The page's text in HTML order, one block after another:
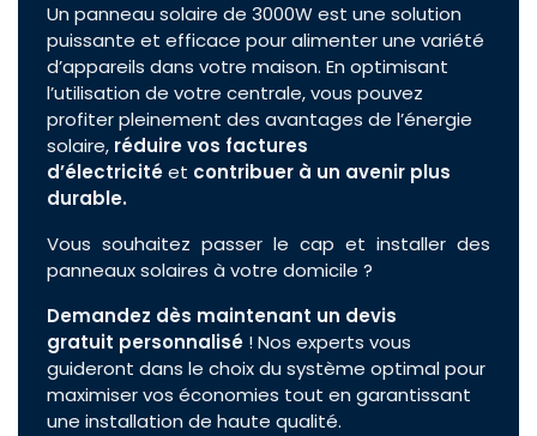
Un panneau solaire de 3000W est une solution
puissante et efficace pour alimenter une variété
d’appareils dans votre maison. En optimisant
l’utilisation de votre centrale, vous pouvez
profiter pleinement des avantages de l’énergie
solaire, réduire vos factures
d’électricitéet contribuer à un avenir plus
durable.
Vous souhaitez passer le cap et installer des
panneaux solaires à votre domicile ?
Demandez dès maintenant un devis
gratuit personnalisé ! Nos experts vous
guideront dans le choix du système optimal pour
maximiser vos économies tout en garantissant
une installation de haute qualité.